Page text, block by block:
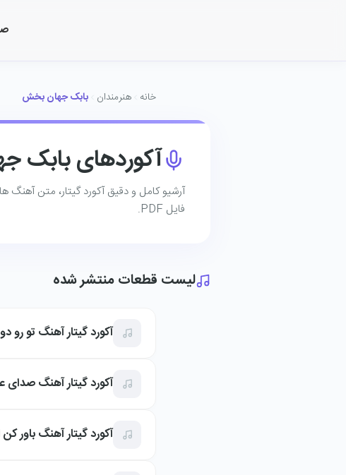
خانه هنرمندان بابک جهان بخش
آکوردهای بابک
آرشیو کامل و دقیق آکورد گیتار، متن آهنگ
فایل PDF.
لیست قطعات منتشر شده
آکورد گیتار آهنگ تو
آکورد گیتار آهنگ
آکورد گیتار آهنگ باور